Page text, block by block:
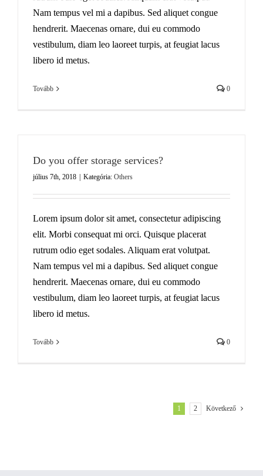
Nam tempus vel mi a dapibus. Sed aliquet congue
hendrerit. Maecenas ornare, dui eu commodo
vestibulum, diam leo laoreet turpis, at feugiat lacus
libero id metus.
Tovább 0
Do you offer storage services?
július 7th, 2018 Kategória: Others
Lorem ipsum dolor sit amet, consectetur adipiscing
elit. Morbi consequat mi orci. Quisque placerat
rutrum odio eget sodales. Aliquam erat volutpat.
Nam tempus vel mi a dapibus. Sed aliquet congue
hendrerit. Maecenas ornare, dui eu commodo
vestibulum, diam leo laoreet turpis, at feugiat lacus
libero id metus.
Tovább 0
1 2 Következő